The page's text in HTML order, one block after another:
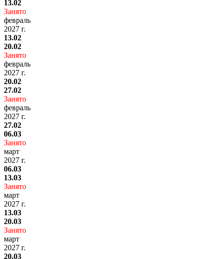
13.02
Занято
февраль
2027 г.
13.02
20.02
Занято
февраль
2027 г.
20.02
27.02
Занято
февраль
2027 г.
27.02
06.03
Занято
март
2027 г.
06.03
13.03
Занято
март
2027 г.
13.03
20.03
Занято
март
2027 г.
20.03